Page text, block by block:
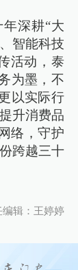
深耕“大
智能科技
活动，泰
为墨，不
以实际行
升消费品
络，守护
跨越三十
编辑：王婷婷